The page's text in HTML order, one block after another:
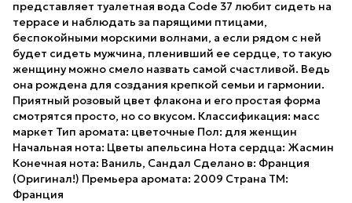
представляет туалетная вода Code 37 любит сидеть на
террасе и наблюдать за парящими птицами,
беспокойными морскими волнами, а если рядом с ней
будет сидеть мужчина, пленивший ее сердце, то такую
женщину можно смело назвать самой счастливой. Ведь
она рождена для создания крепкой семьи и гармонии.
Приятный розовый цвет флакона и его простая форма
смотрятся просто, но со вкусом. Классификация: масс
маркет Тип аромата: цветочные Пол: для женщин
Начальная нота: Цветы апельсина Нота сердца: Жасмин
Конечная нота: Ваниль, Сандал Сделано в: Франция
(Оригинал!) Премьера аромата: 2009 Страна ТМ:
Франция